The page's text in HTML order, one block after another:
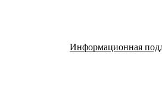
Информационная